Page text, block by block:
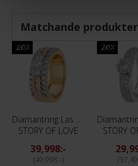
Matchande
20%
Diamantring Las Vegas 1,03 ct
STORY OF LOVE
39,998:-
49,998:-
20%
STORY